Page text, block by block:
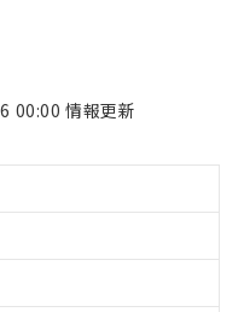
00:00 情報更新